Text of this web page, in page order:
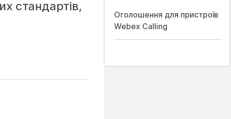
стандартів,
Оголошення для пристроїв
Webex Calling